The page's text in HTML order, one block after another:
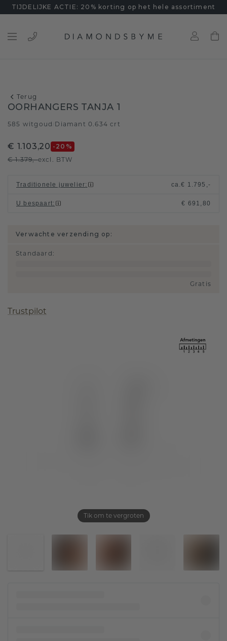
TIJDELIJKE ACTIE: 20% korting op het hele assortiment
Terug
Tik om te vergroten
OORHANGERS TANJA 1
585 witgoud Diamant 0.634 crt
€ 1.103,20 -20 %
€ 1.379,-excl. BTW
Traditionele juwelier: ca.€ 1.795,-
U bespaart: € 691,80
Verwachte verzending op:
Standaard :
Gratis
Trustpilot